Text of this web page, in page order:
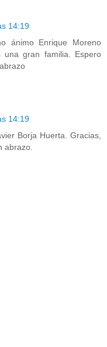
14:19
ánimo Enrique Moreno
una gran familia. Espero
14:19
Borja Huerta. Gracias,
abrazo.